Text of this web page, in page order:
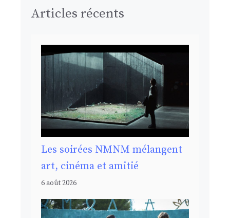
Articles récents
Les soirées NMNM mélangent
art, cinéma et amitié
6 août 2026